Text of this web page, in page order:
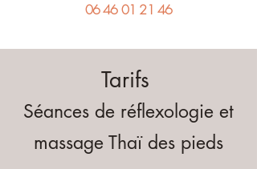
06 46 01 21 46
Tarifs
Séances de réflexologie et
massage Thaï des pieds